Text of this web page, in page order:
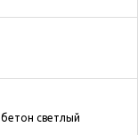
бетон светлый